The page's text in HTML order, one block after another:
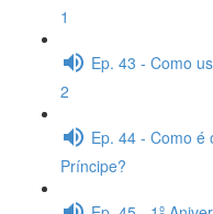
1
Ep. 43 - Como
2
Ep. 44 - Como é
Príncipe?